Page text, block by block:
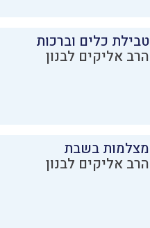
טבילת כלים וברכות
הרב אליקים לבנון
מצלמות בשבת
הרב אליקים לבנון